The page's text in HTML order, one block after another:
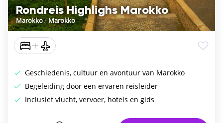
Rondreis Highlighs Marokko
Marokko/Marokko
Geschiedenis, cultuur en avontuur van Marokko
Begeleiding door een ervaren reisleider
Inclusief vlucht, vervoer, hotels en gids